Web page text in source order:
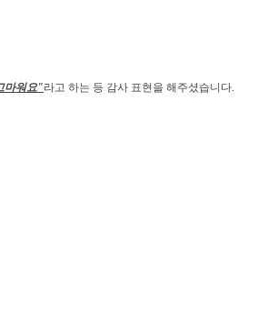
마워요"라고 하는 등 감사 표현을 해주셨습니다.